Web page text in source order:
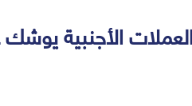
الأجنبية يوشك